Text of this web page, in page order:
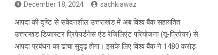
December 18, 2024 sachkiawaz
आपदा की दृष्टि से संवेदनशील उत्तराखंड में अब विश्व बैंक सहायतित
उत्तराखंड डिजास्टर प्रिपेयर्डनेस एंड रेजिलिएंट परियोजना (यू-प्रिपेयर) से
आपदा प्रबंधन का ढांचा सुदृढ़ होगा। इसके लिए विश्व बैंक ने 1480 करोड़